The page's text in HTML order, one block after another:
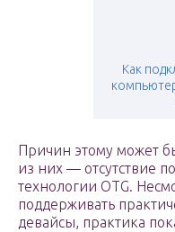
Как
Причин этому может
из них — отсутствие
технологии OTG.
поддерживать
девайсы, практика